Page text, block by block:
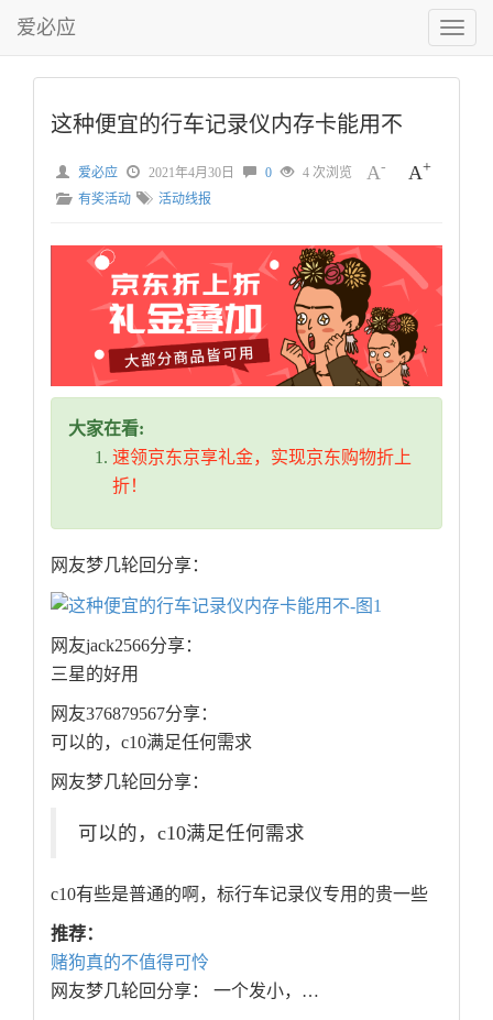
切
换
菜
爱必应
这种便宜的行车记录仪内存卡能用不
A- A+
爱必应 2021年4月30日 0
4 次浏览
有奖活动
活动线报
大家在看:
速领京东京享礼金，实现京东购物折上
折！
网友梦几轮回分享：
网友jack2566分享：
三星的好用
网友376879567分享：
可以的，c10满足任何需求
网友梦几轮回分享：
可以的，c10满足任何需求
c10有些是普通的啊，标行车记录仪专用的贵一些
推荐：
赌狗真的不值得可怜
网友梦几轮回分享： 一个发小，…